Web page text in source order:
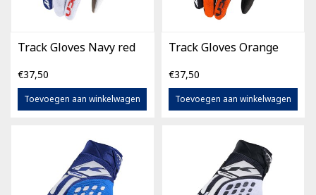
Track Gloves Navy red
€37,50
Toevoegen aan winkelwagen
Track Gloves Orange
€37,50
Toevoegen aan winkelwagen